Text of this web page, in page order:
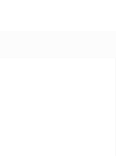
z 5 hvězdiček.
z 5 hvězdiček.